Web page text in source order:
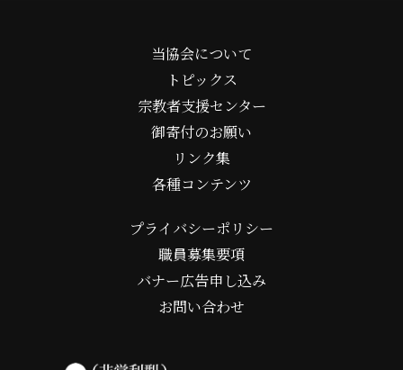
当協会について
トピックス
宗教者支援センター
御寄付のお願い
リンク集
各種コンテンツ
プライバシーポリシー
職員募集要項
バナー広告申し込み
お問い合わせ